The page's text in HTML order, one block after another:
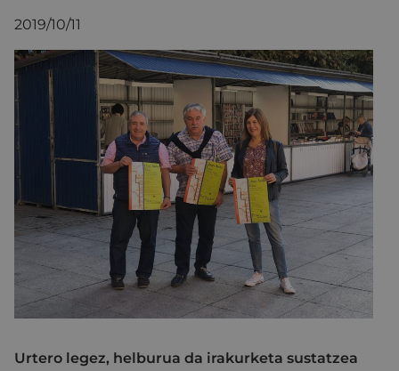
2019/10/11
Urtero legez, helburua da irakurketa sustatzea